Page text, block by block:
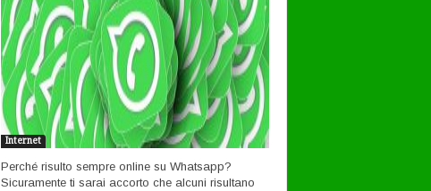
Internet
Perché risulto sempre online su Whatsapp?
Sicuramente ti sarai accorto che alcuni risultano